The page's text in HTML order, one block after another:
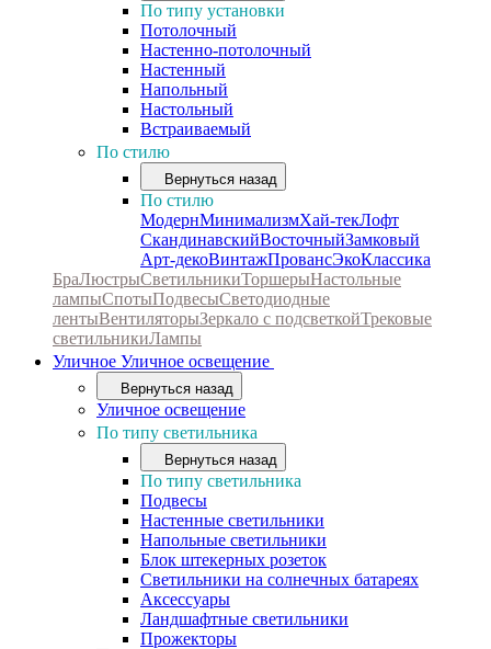
По типу установки
Потолочный
Настенно-потолочный
Настенный
Напольный
Настольный
Встраиваемый
По стилю
Вернуться назад
По стилю
МодернМинимализмХай-текЛофт
СкандинавскийВосточныйЗамковый
Арт-декоВинтажПровансЭкоКлассика
БраЛюстрыСветильникиТоршерыНастольные
лампыСпотыПодвесыСветодиодные
лентыВентиляторыЗеркало с подсветкойТрековые
светильникиЛампы
Уличное Уличное освещение
Вернуться назад
Уличное освещение
По типу светильника
Вернуться назад
По типу светильника
Подвесы
Настенные светильники
Напольные светильники
Блок штекерных розеток
Светильники на солнечных батареях
Аксессуары
Ландшафтные светильники
Прожекторы